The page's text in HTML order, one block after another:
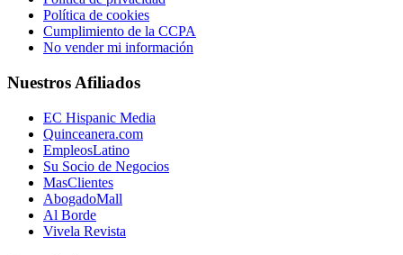
Política de cookies
Cumplimiento de la CCPA
No vender mi información
Nuestros Afiliados
EC Hispanic Media
Quinceanera.com
EmpleosLatino
Su Socio de Negocios
MasClientes
AbogadoMall
Al Borde
Vivela Revista